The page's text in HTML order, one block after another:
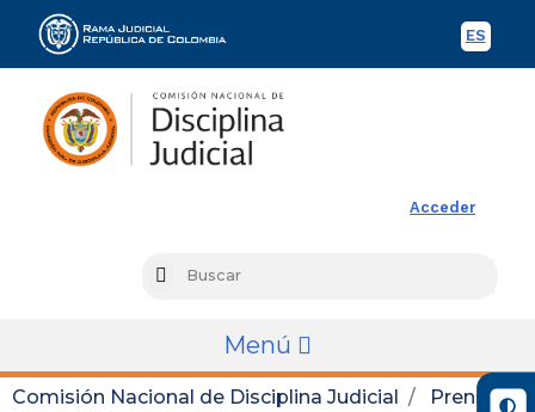
ES
Acceder
Menú
Comisión Nacional de Disciplina Judicial
Prensa